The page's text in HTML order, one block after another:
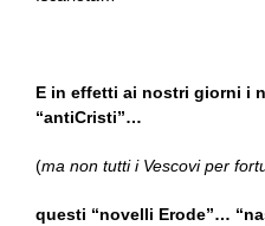
E in effetti ai nostri giorni i
“antiCristi”…
(ma non tutti i Vescovi per
questi “novelli Erode”…